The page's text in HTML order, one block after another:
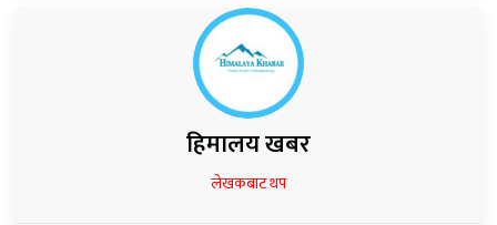
हिमालय खबर
लेखकबाट थप